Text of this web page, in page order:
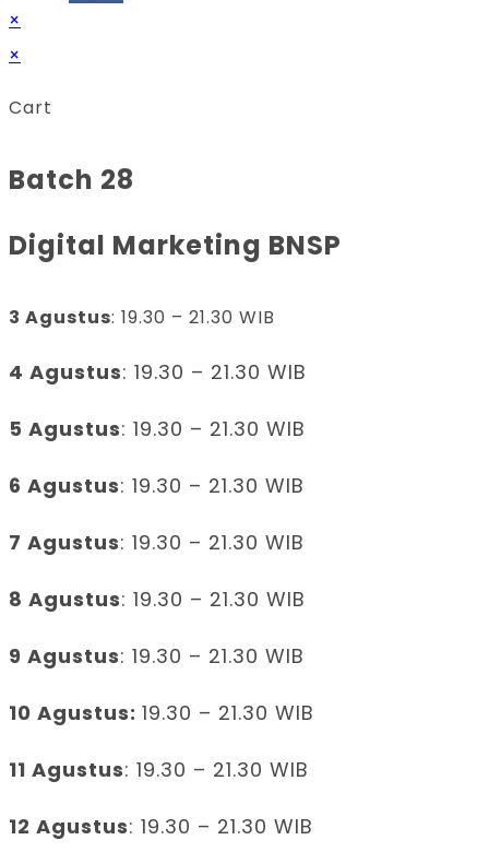
×
×
Cart
Batch 28
Digital Marketing BNSP
3 Agustus: 19.30 – 21.30 WIB
4 Agustus: 19.30 – 21.30 WIB
5 Agustus: 19.30 – 21.30 WIB
6 Agustus: 19.30 – 21.30 WIB
7 Agustus: 19.30 – 21.30 WIB
8 Agustus: 19.30 – 21.30 WIB
9 Agustus: 19.30 – 21.30 WIB
10 Agustus: 19.30 – 21.30 WIB
11 Agustus: 19.30 – 21.30 WIB
12 Agustus: 19.30 – 21.30 WIB